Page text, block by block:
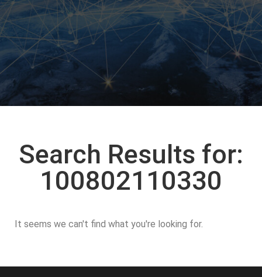
Search Results for:
100802110330
It seems we can't find what you're looking for.